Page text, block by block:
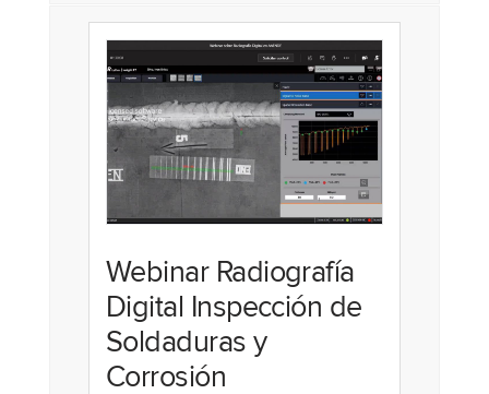
Webinar Radiografía
Digital Inspección de
Soldaduras y
Corrosión